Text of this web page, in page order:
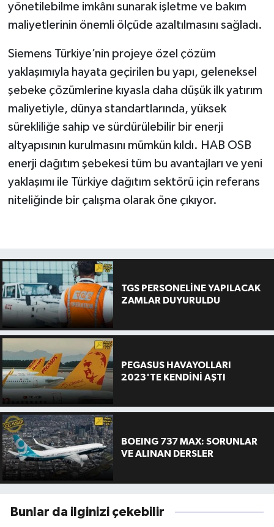
yönetilebilme imkânı sunarak işletme ve bakım
maliyetlerinin önemli ölçüde azaltılmasını sağladı.
Siemens Türkiye’nin projeye özel çözüm
yaklaşımıyla hayata geçirilen bu yapı, geleneksel
şebeke çözümlerine kıyasla daha düşük ilk yatırım
maliyetiyle, dünya standartlarında, yüksek
sürekliliğe sahip ve sürdürülebilir bir enerji
altyapısının kurulmasını mümkün kıldı. HAB OSB
enerji dağıtım şebekesi tüm bu avantajları ve yeni
yaklaşımı ile Türkiye dağıtım sektörü için referans
niteliğinde bir çalışma olarak öne çıkıyor.
TGS PERSONELİNE YAPILACAK
ZAMLAR DUYURULDU
PEGASUS HAVAYOLLARI
2023'TE KENDİNİ AŞTI
BOEING 737 MAX: SORUNLAR
VE ALINAN DERSLER
Bunlar da ilginizi çekebilir